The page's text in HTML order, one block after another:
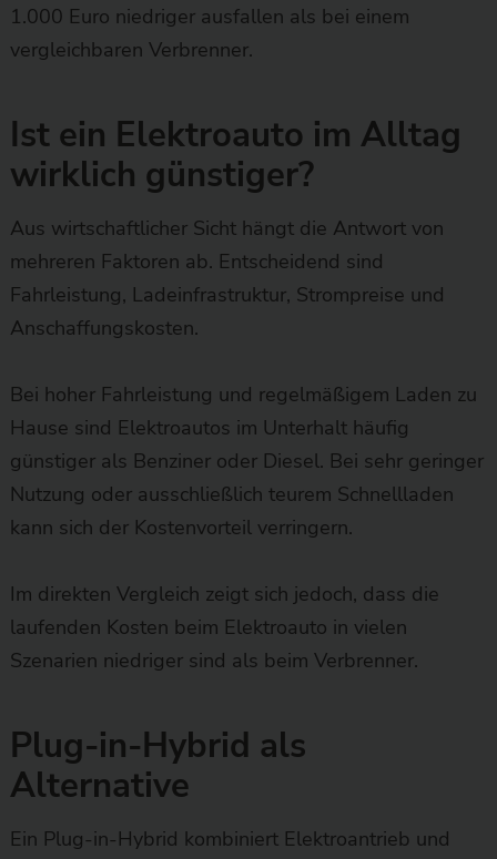
1.000 Euro niedriger ausfallen als bei einem
vergleichbaren Verbrenner.
Ist ein Elektroauto im Alltag
wirklich günstiger?
Aus wirtschaftlicher Sicht hängt die Antwort von
mehreren Faktoren ab. Entscheidend sind
Fahrleistung, Ladeinfrastruktur, Strompreise und
Anschaffungskosten.
Bei hoher Fahrleistung und regelmäßigem Laden zu
Hause sind Elektroautos im Unterhalt häufig
günstiger als Benziner oder Diesel. Bei sehr geringer
Nutzung oder ausschließlich teurem Schnellladen
kann sich der Kostenvorteil verringern.
Im direkten Vergleich zeigt sich jedoch, dass die
laufenden Kosten beim Elektroauto in vielen
Szenarien niedriger sind als beim Verbrenner.
Plug-in-Hybrid als
Alternative
Ein Plug-in-Hybrid kombiniert Elektroantrieb und